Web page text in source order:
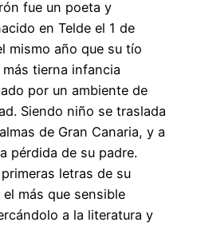
fue un poeta y
en Telde el 1 de
mismo año que su tío
más tierna infancia
por un ambiente de
Siendo niño se traslada
de Gran Canaria, y a
pérdida de su padre.
letras de su
más que sensible
a la literatura y